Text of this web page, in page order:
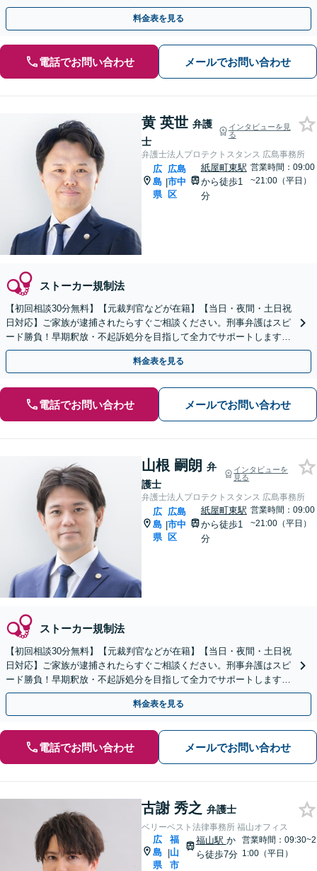
【秘密厳守】【中電前電停から徒歩1分】
料金表を見る
電話でお問い合わせ メールでお問い合わせ
黄 英世 弁護
士
インタビューを見
る
弁護士法人プロテクトスタンス 広島事務所
広
島
県
|
広島
市中
区
紙屋町東駅
から徒歩1
分
営業時間：09:00
~21:00（平日）
ストーカー規制法
【初回相談30分無料】【元裁判官などが在籍】【当日・夜間・土日祝
日対応】ご家族が逮捕されたらすぐご相談ください。刑事弁護はスピ
ード勝負！早期釈放・不起訴処分を目指して全力でサポートします。
【スピード対応】
料金表を見る
電話でお問い合わせ メールでお問い合わせ
山根 嗣朗 弁
護士
インタビューを
見る
弁護士法人プロテクトスタンス 広島事務所
広
島
県
|
広島
市中
区
紙屋町東駅
から徒歩1
分
営業時間：09:00
~21:00（平日）
ストーカー規制法
【初回相談30分無料】【元裁判官などが在籍】【当日・夜間・土日祝
日対応】ご家族が逮捕されたらすぐご相談ください。刑事弁護はスピ
ード勝負！早期釈放・不起訴処分を目指して全力でサポートします。
【スピード対応】
料金表を見る
電話でお問い合わせ メールでお問い合わせ
古謝 秀之 弁護士
ベリーベスト法律事務所 福山オフィス
広
島
県
|
福
山
市
福山駅 か
ら徒歩7分
営業時間：09:30~2
1:00（平日）